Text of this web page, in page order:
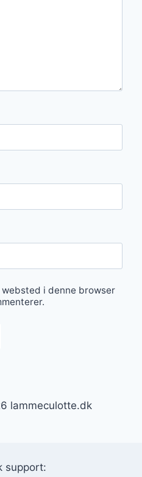
websted i denne browser
lammeculotte.dk
support: